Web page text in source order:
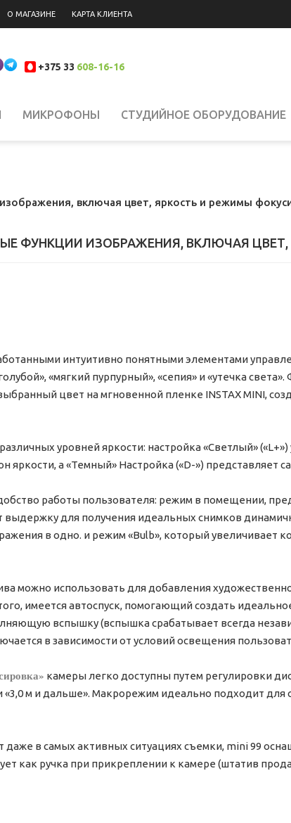
О МАГАЗИНЕ КАРТА КЛИЕНТА
+375 33 608-16-16
МИКРОФОНЫ СТУДИЙНОЕ ОБОРУДОВАНИЕ
включая цвет, яркость и режимы
ФУНКЦИИ ИЗОБРАЖЕНИЯ, ВКЛЮЧАЯ
интуитивно понятными элементами
«мягкий пурпурный», «сепия» и «утечка
цвет на мгновенной пленке INSTAX MINI,
уровней яркости: настройка «Светлый»
яркости, а «Темный» Настройка («D-») представляет
работы пользователя: режим в помещении,
для получения идеальных снимков
в одно. и режим «Bulb», который увеличивает
можно использовать для добавления
имеется автоспуск, помогающий создать
вспышку (вспышка срабатывает всегда
в зависимости от условий освещения
камеры легко доступны путем регулировки
«3,0 м и дальше». Макрорежим идеально подходит
даже в самых активных ситуациях съемки, mini 99
как ручка при прикреплении к камере (штатив